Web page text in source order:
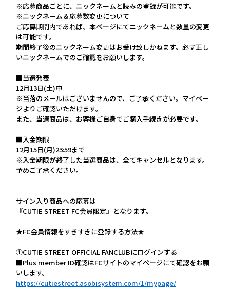
※応募商品ごとに、ニックネームと読みの登録が可能です。
※ニックネーム＆応募数変更について
ご応募期間内であれば、本ページにてニックネームと数量の変更
は可能です。
期間終了後のニックネーム変更はお受け致しかねます。必ず正し
いニックネームでのご確認をお願いします。
■当選発表
12月13日(土)中
※当落のメールはございませんので、ご了承ください。マイペー
ジよりご確認いただけます。
また、当選商品は、お客様ご自身でご購入手続きが必要です。
■入金期限
12月15日(月)23:59まで
※入金期限が終了した当選商品は、全てキャンセルとなります。
予めご了承ください。
サイン入り商品への応募は
『CUTIE STREET FC会員限定』となります。
★FC会員情報をすきすきに登録する方法★
①CUTIE STREET OFFICIAL FANCLUBにログインする
■Plus member ID確認はFCサイトのマイページにて確認をお願
いします。
https://cutiestreet.asobisystem.com/1/mypage/